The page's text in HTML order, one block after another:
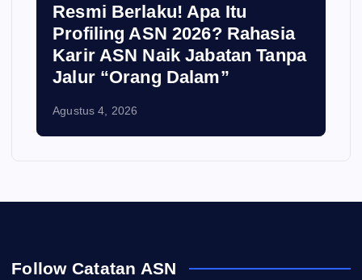
Resmi Berlaku! Apa Itu
Profiling ASN 2026? Rahasia
Karir ASN Naik Jabatan Tanpa
Jalur “Orang Dalam”
Agustus 4, 2026
Follow Catatan ASN